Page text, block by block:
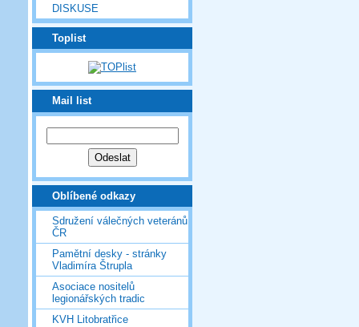
DISKUSE
Toplist
Mail list
Oblíbené odkazy
Sdružení válečných veteránů
ČR
Pamětní desky - stránky
Vladimíra Štrupla
Asociace nositelů
legionářských tradic
KVH Litobratřice